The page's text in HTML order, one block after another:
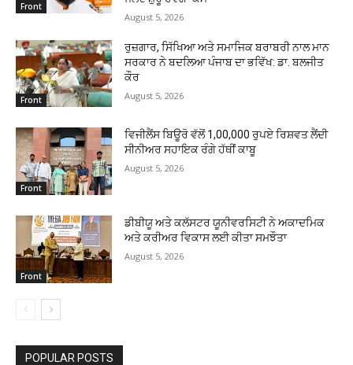
Front
August 5, 2026
Front
ਰੁਜ਼ਗਾਰ, ਸਿੱਖਿਆ ਅਤੇ ਸਮਾਜਿਕ ਬਰਾਬਰੀ ਨਾਲ ਮਾਨ
ਸਰਕਾਰ ਨੇ ਬਦਲਿਆ ਪੰਜਾਬ ਦਾ ਭਵਿੱਖ: ਡਾ. ਬਲਜੀਤ
ਕੌਰ
August 5, 2026
Front
ਵਿਜੀਲੈਂਸ ਬਿਊਰੋ ਵੱਲੋਂ 1,00,000 ਰੁਪਏ ਰਿਸ਼ਵਤ ਲੈਂਦੀ
ਸੀਨੀਅਰ ਸਹਾਇਕ ਰੰਗੇ ਹੱਥੀਂ ਕਾਬੂ
August 5, 2026
Front
ਡੀਬੀਯੂ ਅਤੇ ਕਲੱਸਟਰ ਯੂਨੀਵਰਸਿਟੀ ਨੇ ਅਕਾਦਮਿਕ
ਅਤੇ ਕਰੀਅਰ ਵਿਕਾਸ ਲਈ ਕੀਤਾ ਸਮਝੌਤਾ
August 5, 2026
POPULAR POSTS